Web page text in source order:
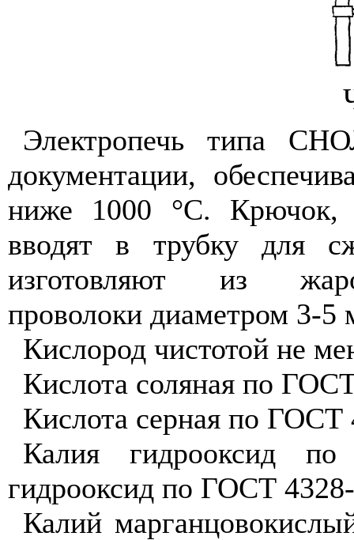
Электропечь типа
документации,
ниже 1000 °С. Крючок,
вводят в трубку для
изготовляют из
проволоки диаметром 3-
Кислород чистотой не
Кислота соляная по
Кислота серная по
Калия гидрооксид
гидрооксид по ГОСТ
Калий